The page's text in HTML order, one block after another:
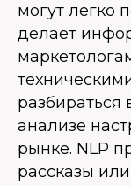
могут легко
делает
разбираться
анализе
рынке. NLP
рассказы